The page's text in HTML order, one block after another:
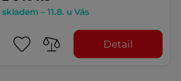
skladem – 11.8. u Vás
Detail